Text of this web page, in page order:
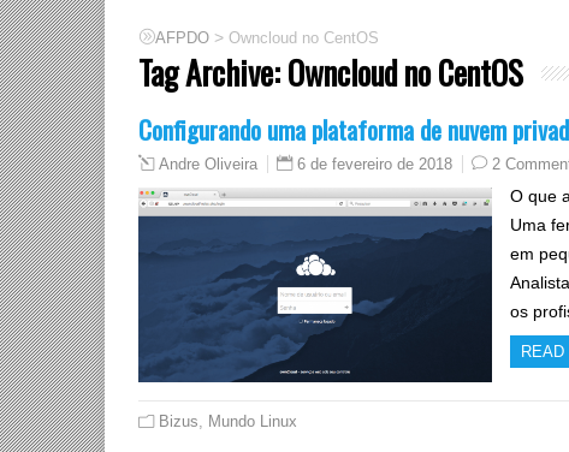
AFPDO > Owncloud no CentOS
Tag Archive:Owncloud no CentOS
Configurando uma plataforma de nuvem
Andre Oliveira 6 de fevereiro de 2018 2
O que
Uma
em
os
Bizus Mundo Linux